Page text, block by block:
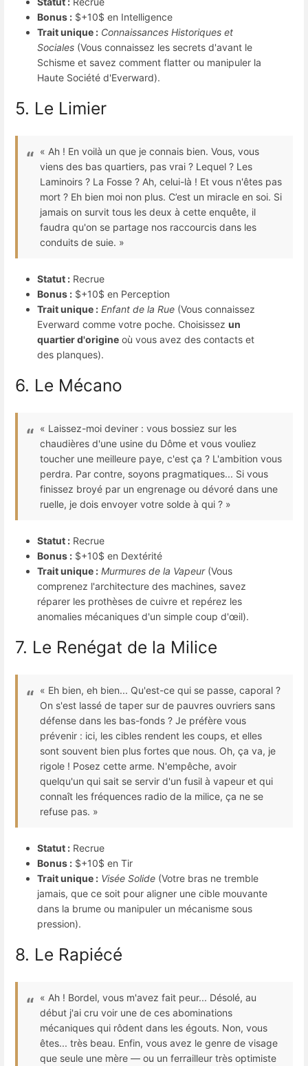
Bonus : $+10$ en Intelligence
Trait unique : Connaissances Historiques et
Sociales (Vous connaissez les secrets d'avant le
Schisme et savez comment flatter ou manipuler la
Haute Société d'Everward).
5. Le Limier
« Ah ! En voilà un que je connais bien. Vous, vous
viens des bas quartiers, pas vrai ? Lequel ? Les
Laminoirs ? La Fosse ? Ah, celui-là ! Et vous n'êtes pas
mort ? Eh bien moi non plus. C’est un miracle en soi. Si
jamais on survit tous les deux à cette enquête, il
faudra qu'on se partage nos raccourcis dans les
conduits de suie. »
Statut : Recrue
Bonus : $+10$ en Perception
Trait unique : Enfant de la Rue (Vous connaissez
Everward comme votre poche. Choisissez un
quartier d'origine où vous avez des contacts et
des planques).
6. Le Mécano
« Laissez-moi deviner : vous bossiez sur les
chaudières d'une usine du Dôme et vous vouliez
toucher une meilleure paye, c'est ça ? L'ambition vous
perdra. Par contre, soyons pragmatiques... Si vous
finissez broyé par un engrenage ou dévoré dans une
ruelle, je dois envoyer votre solde à qui ? »
Statut : Recrue
Bonus : $+10$ en Dextérité
Trait unique : Murmures de la Vapeur(Vous
comprenez l'architecture des machines, savez
réparer les prothèses de cuivre et repérez les
anomalies mécaniques d'un simple coup d'œil).
7. Le Renégat de la Milice
« Eh bien, eh bien... Qu'est-ce qui se passe, caporal ?
On s'est lassé de taper sur de pauvres ouvriers sans
défense dans les bas-fonds ? Je préfère vous
prévenir : ici, les cibles rendent les coups, et elles
sont souvent bien plus fortes que nous. Oh, ça va, je
rigole ! Posez cette arme. N'empêche, avoir
quelqu'un qui sait se servir d'un fusil à vapeur et qui
connaît les fréquences radio de la milice, ça ne se
refuse pas. »
Statut : Recrue
Bonus : $+10$ en Tir
Trait unique : Visée Solide (Votre bras ne tremble
jamais, que ce soit pour aligner une cible mouvante
dans la brume ou manipuler un mécanisme sous
pression).
8. Le Rapiécé
« Ah ! Bordel, vous m'avez fait peur... Désolé, au
début j'ai cru voir une de ces abominations
mécaniques qui rôdent dans les égouts. Non, vous
êtes... très beau. Enfin, vous avez le genre de visage
que seule une mère — ou un ferrailleur très optimiste